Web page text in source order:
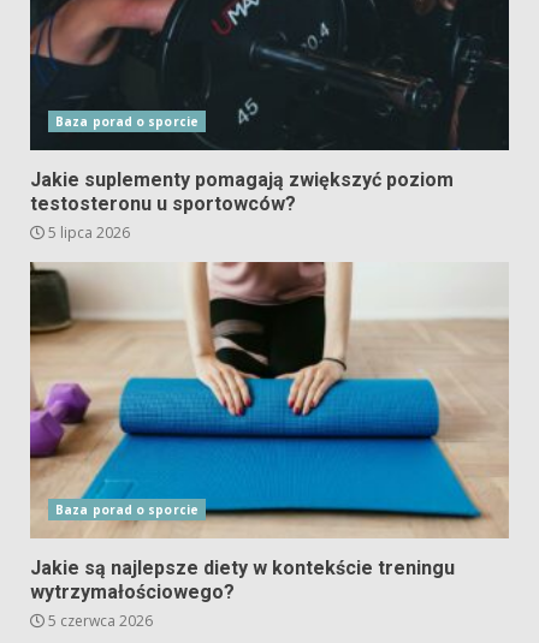
Baza porad o sporcie
Jakie suplementy pomagają zwiększyć poziom
testosteronu u sportowców?
5 lipca 2026
Baza porad o sporcie
Jakie są najlepsze diety w kontekście treningu
wytrzymałościowego?
5 czerwca 2026